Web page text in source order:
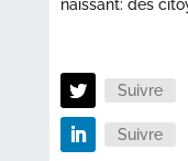
naissant: des
Suivre
Suivre